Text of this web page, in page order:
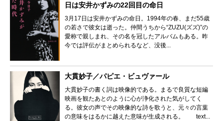
日は安井かずみの22回目の命日
3月17日は安井かずみの命日。1994年の春、まだ55歳
の若さで彼女は逝った。仲間うちから“ZUZU(ズズ)”の
愛称で親しまれ、その名を冠したアルバムもある。昨
今では評伝がまとめられるなど、没後...
大貫妙子／パピエ・ビュヴァール
大貫妙子の書く詞は映像的である。まるで良質な短編
映画を観たあとのように心が浄化された気がしてく
る。彼女の声でその映像的な詩を歌うと、元々の言葉
の意味をはるかに越えた意味が生成される。 text...